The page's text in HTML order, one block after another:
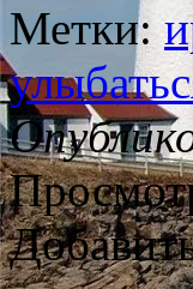
Метки: